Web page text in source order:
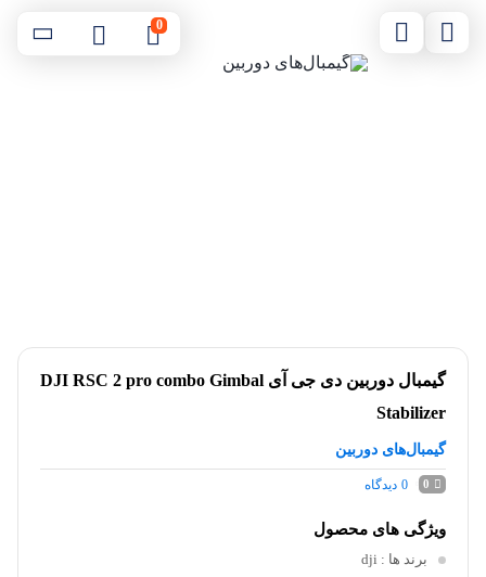
0
گیمبال دوربین دی جی آی DJI RSC 2 pro combo Gimbal
Stabilizer
گیمبال‌های دوربین
0
0 دیدگاه
ویژگی های محصول
برند ها : dji